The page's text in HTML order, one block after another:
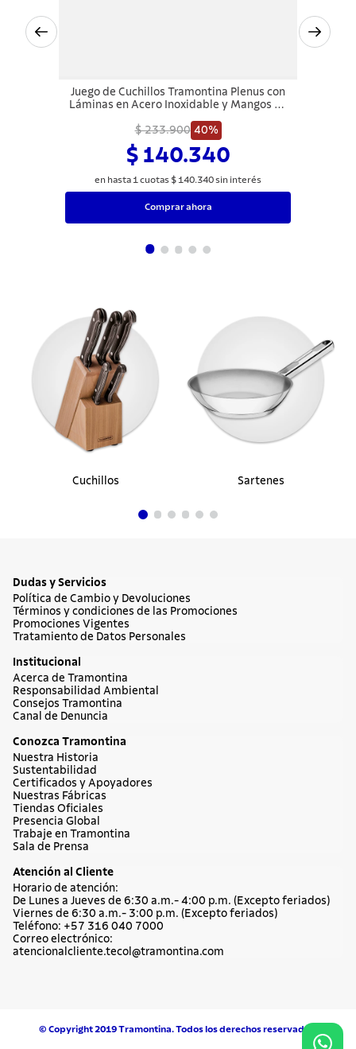
Juego de Cuchillos Tramontina Plenus con
Láminas en Acero Inoxidable y Mangos de
$ 233.900 40%
$ 140.340
en hasta 1 cuotas $ 140.340sin interés
Comprar ahora
Cuchillos Sartenes
Dudas y Servicios
Política de Cambio y Devoluciones
Términos y condiciones de las Promociones
Promociones Vigentes
Tratamiento de Datos Personales
Institucional
Acerca de Tramontina
Responsabilidad Ambiental
Consejos Tramontina
Canal de Denuncia
Conozca Tramontina
Nuestra Historia
Sustentabilidad
Certificados y Apoyadores
Nuestras Fábricas
Tiendas Oficiales
Presencia Global
Trabaje en Tramontina
Sala de Prensa
Atención al Cliente
Horario de atención:
De Lunes a Jueves de 6:30 a.m.- 4:00 p.m. (Excepto feriados)
Viernes de 6:30 a.m.- 3:00 p.m. (Excepto feriados)
Teléfono: +57 316 040 7000
Correo electrónico:
atencionalcliente.tecol@tramontina.com
© Copyright 2019 Tramontina. Todos los derechos reservados.